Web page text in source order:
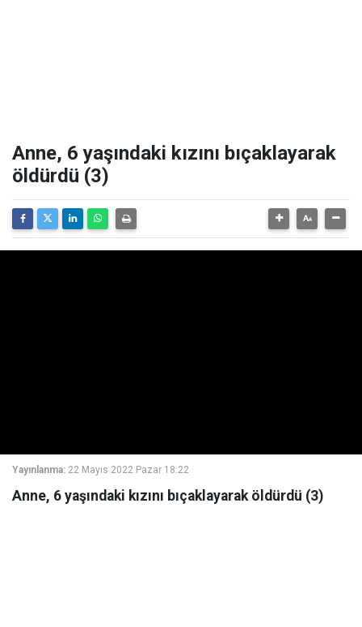
Anne, 6 yaşındaki kızını bıçaklayarak
öldürdü (3)
Yayınlanma: 22 Mayıs 2022 Pazar 18:22
Anne, 6 yaşındaki kızını bıçaklayarak öldürdü (3)